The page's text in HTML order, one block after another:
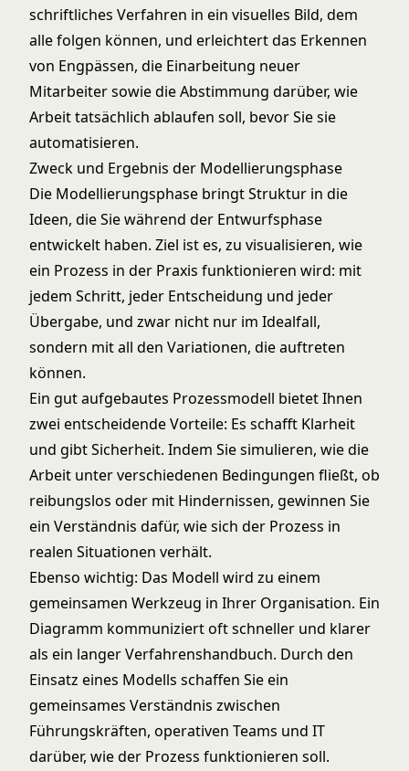
schriftliches Verfahren in ein visuelles Bild, dem
alle folgen können, und erleichtert das Erkennen
von Engpässen, die Einarbeitung neuer
Mitarbeiter sowie die Abstimmung darüber, wie
Arbeit tatsächlich ablaufen soll, bevor Sie sie
automatisieren.
Zweck und Ergebnis der Modellierungsphase
Die Modellierungsphase bringt Struktur in die
Ideen, die Sie während der Entwurfsphase
entwickelt haben. Ziel ist es, zu visualisieren, wie
ein Prozess in der Praxis funktionieren wird: mit
jedem Schritt, jeder Entscheidung und jeder
Übergabe, und zwar nicht nur im Idealfall,
sondern mit all den Variationen, die auftreten
können.
Ein gut aufgebautes Prozessmodell bietet Ihnen
zwei entscheidende Vorteile: Es schafft Klarheit
und gibt Sicherheit. Indem Sie simulieren, wie die
Arbeit unter verschiedenen Bedingungen fließt, ob
reibungslos oder mit Hindernissen, gewinnen Sie
ein Verständnis dafür, wie sich der Prozess in
realen Situationen verhält.
Ebenso wichtig: Das Modell wird zu einem
gemeinsamen Werkzeug in Ihrer Organisation. Ein
Diagramm kommuniziert oft schneller und klarer
als ein langer Verfahrenshandbuch. Durch den
Einsatz eines Modells schaffen Sie ein
gemeinsames Verständnis zwischen
Führungskräften, operativen Teams und IT
darüber, wie der Prozess funktionieren soll.